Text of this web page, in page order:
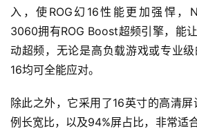
入，使ROG幻16性能更加强悍，
3060拥有ROG Boost超频引擎，能
动超频，无论是高负载游戏或专业
16均可全能应对。
除此之外，它采用了16英寸的高清屏
例长宽比，以及94%屏占比，非常适